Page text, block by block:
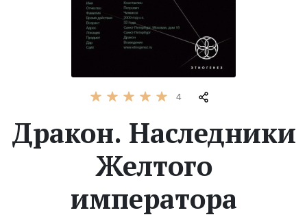
обсуждаемые
Серии
Экранизации
4
Дракон. Наследники
Желтого
императора